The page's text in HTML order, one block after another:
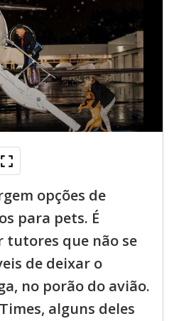
opções de
para pets. É
tutores que não se
de deixar o
no porão do avião.
alguns deles